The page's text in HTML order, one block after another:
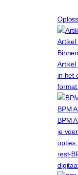
Artikel
in het
format.
BPM
BPM
je
rest-